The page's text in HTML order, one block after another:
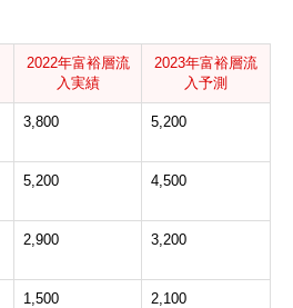
2022年富裕層流
入実績
2023年富裕層流
入予測
3,800 5,200
5,200 4,500
2,900 3,200
1,500 2,100